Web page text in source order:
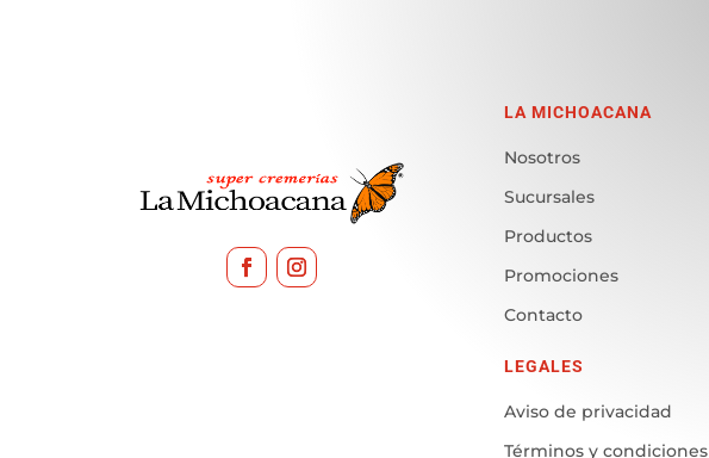
LA MICHOACANA
Nosotros
Sucursales
Productos
Promociones
Contacto
LEGALES
Aviso de privacidad
Términos y condiciones